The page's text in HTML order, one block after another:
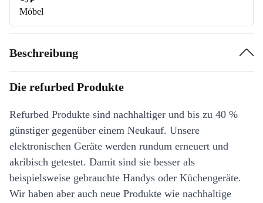
Möbel
Beschreibung
Die refurbed Produkte
Refurbed Produkte sind nachhaltiger und bis zu 40 %
günstiger gegenüber einem Neukauf. Unsere
elektronischen Geräte werden rundum erneuert und
akribisch getestet. Damit sind sie besser als
beispielsweise gebrauchte Handys oder Küchengeräte.
Wir haben aber auch neue Produkte wie nachhaltige